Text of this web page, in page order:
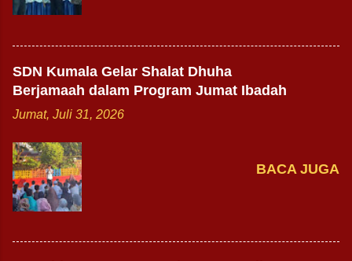
SDN Kumala Gelar Shalat Dhuha
Berjamaah dalam Program Jumat Ibadah
Jumat, Juli 31, 2026
BACA JUGA